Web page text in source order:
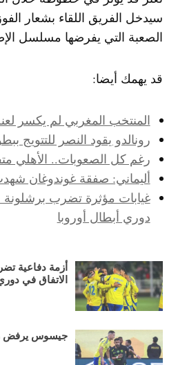
سيدخل الفريق اللقاء بشعار
الصعبة التي يفرضها مسلسل
قد يهمك أيضا:
المنتخب المغربي لم يكسر
رونالدو يقود النصر للتتويج
رغم كل الصعوبات.. الأهلي
أليماني: صفقة غوندوغان
غيابات مؤثرة تضرب
دوري أبطال أوروبا
أزمة دفاعية
الاتفاق في
جيسوس يرفض